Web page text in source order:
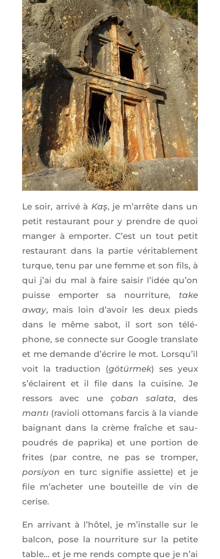
Le soir, arri­vé à Kaş, je m’ar­rête dans un
petit res­tau­rant pour y prendre de quoi
man­ger à empor­ter. C’est un tout petit
res­tau­rant dans la par­tie véri­ta­ble­ment
turque, tenu par une femme et son fils, à
qui j’ai du mal à faire sai­sir l’i­dée qu’on
puisse empor­ter sa nour­ri­ture, take
away, mais loin d’a­voir les deux pieds
dans le même sabot, il sort son télé­
phone, se connecte sur Google trans­late
et me demande d’é­crire le mot. Lors­qu’il
voit la tra­duc­tion (götür­mek) ses yeux
s’é­clairent et il file dans la cui­sine. Je
res­sors avec une çoban sala­ta, des
mantı (ravio­li otto­mans far­cis à la viande
bai­gnant dans la crème fraîche et sau­
pou­drés de papri­ka) et une por­tion de
frites (par contre, ne pas se trom­per,
por­siyon en turc signi­fie assiette) et je
file m’a­che­ter une bou­teille de vin de
cerise.
En arri­vant à l’hô­tel, je m’ins­talle sur le
bal­con, pose la nour­ri­ture sur la petite
table… et je me rends compte que je n’ai